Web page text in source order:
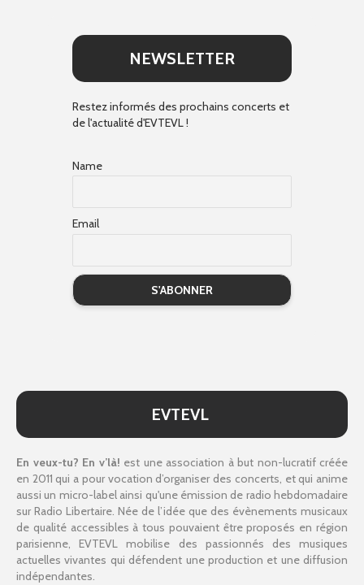
NEWSLETTER
Restez informés des prochains concerts et
de l'actualité d'EVTEVL !
Name
Email
EVTEVL
En veux-tu? En v’là! est une association à but non-lucratif créée
en 2011 qui a pour vocation d’organiser des concerts, et qui anime
aussi un micro-label ainsi qu'une émission de radio hebdomadaire
sur Radio Libertaire. Née de l’idée que des évènements musicaux
de qualité accessibles à tous pouvaient être proposés en région
parisienne, EVTEVL mobilise des passionnés des musiques
actuelles vivantes qui défendent une production et une diffusion
indépendantes.